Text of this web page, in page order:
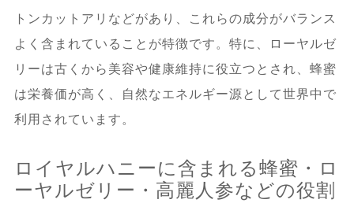
4.2.1.偽物購入による健康被害や詐欺
トラブル
恵袋情報の信頼性
トンカットアリなどがあり、これらの成分がバランス
よく含まれていることが特徴です。特に、ローヤルゼ
リーは古くから美容や健康維持に役立つとされ、蜂蜜
は栄養価が高く、自然なエネルギー源として世界中で
利用されています。
ロイヤルハニーに含まれる蜂蜜・ロ
ーヤルゼリー・高麗人参などの役割